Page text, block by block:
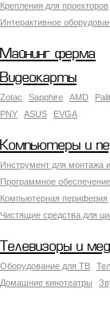
Крепления для проекторов
Интерактивное
Майнинг ферма
Видеокарты
Zotac Sapphire AMD Palit
PNY
ASUS EVGA
Компьютеры и
Инструмент для монтажа
Программное обеспечение
Компьютерная периферия
Чистящие средства для
Телевизоры и
Оборудование для ТВ
Домашние кинотеатры